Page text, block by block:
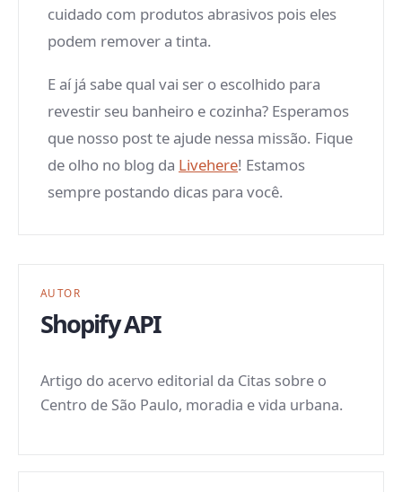
cuidado com produtos abrasivos pois eles
podem remover a tinta.
E aí já sabe qual vai ser o escolhido para
revestir seu banheiro e cozinha? Esperamos
que nosso post te ajude nessa missão. Fique
de olho no blog da Livehere! Estamos
sempre postando dicas para você.
AUTOR
Shopify API
Artigo do acervo editorial da Citas sobre o
Centro de São Paulo, moradia e vida urbana.